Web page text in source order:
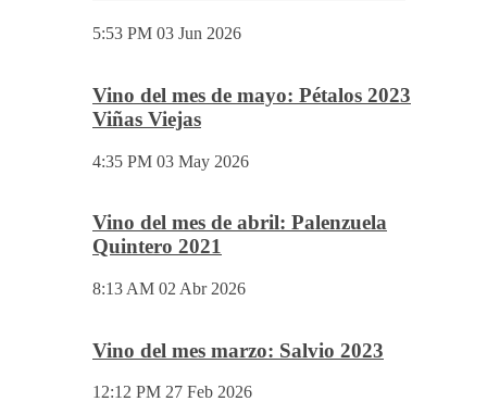
5:53 PM 03 Jun 2026
Vino del mes de mayo: Pétalos 2023
Viñas Viejas
4:35 PM 03 May 2026
Vino del mes de abril: Palenzuela
Quintero 2021
8:13 AM 02 Abr 2026
Vino del mes marzo: Salvio 2023
12:12 PM 27 Feb 2026